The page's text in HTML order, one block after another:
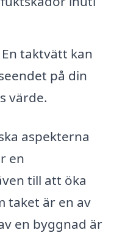
En taktvätt kan
på din
värde.
aspekterna
en
till att öka
taket är en av
en byggnad är